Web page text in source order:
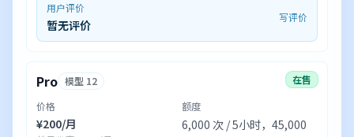
用户评价
暂无评价
写评价
Pro 模型 12
在售
价格
¥200/月
额度
6,000 次 / 5小时，45,000